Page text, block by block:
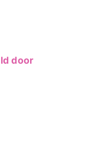
door